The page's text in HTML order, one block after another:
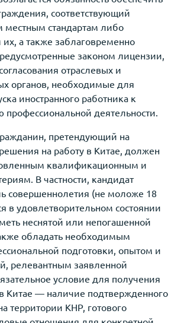
соответствующий
местным стандартам либо
а также заблаговременно
законом лицензии,
отраслевых и
органов, необходимые для
иностранного работника к
профессиональной деятельности.
претендующий на
на работу в Китае, должен
квалификационным и
В частности, кандидат
совершеннолетия (не моложе 18
в удовлетворительном состоянии
неснятой или непогашенной
обладать необходимым
подготовки, опытом и
релевантным заявленной
условие для получения
Китае — наличие подтвержденного
территории КНР, готового